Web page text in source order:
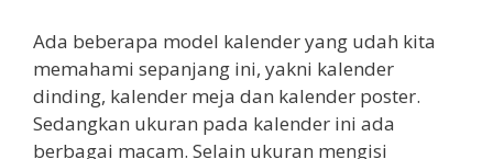
Ada beberapa model kalender yang udah kita
memahami sepanjang ini, yakni kalender
dinding, kalender meja dan kalender poster.
Sedangkan ukuran pada kalender ini ada
berbagai macam. Selain ukuran mengisi